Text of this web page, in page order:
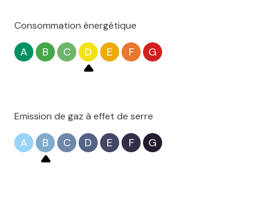
Consommation énergétique
A B C D E F G
Emission de gaz à effet de serre
A B C D E F G